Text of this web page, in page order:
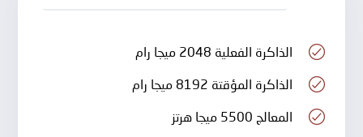
الذاكرة الفعلية 2048 ميجا رام
الذاكرة المؤقتة 8192 ميجا رام
المعالج 5500 ميجا هرتز